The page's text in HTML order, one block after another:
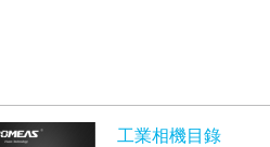
工業相機目錄